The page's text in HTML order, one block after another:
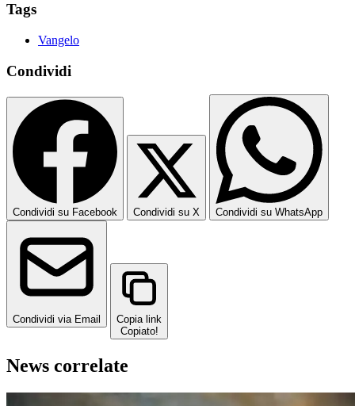
Tags
Vangelo
Condividi
Condividi su Facebook Condividi su X Condividi su WhatsApp
Condividi via Email
Copia link
Copiato!
News correlate